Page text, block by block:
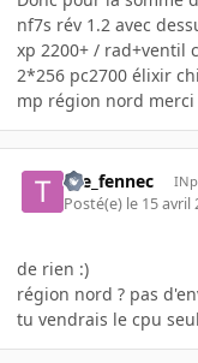
nf7s rév 1.2 avec
xp 2200+ / rad+ventil
2*256 pc2700 élixir
mp région nord merci
the_fennec
Posté(e) le 15 avril
de rien :)
région nord ? pas
tu vendrais le cpu